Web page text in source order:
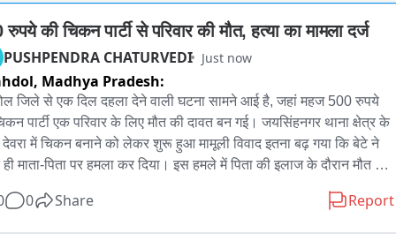
की चिकन पार्टी से परिवार की मौत, हत्या का मामला दर्ज
PUSHPENDRA CHATURVEDI Just now
Madhya Pradesh:
जिले से एक दिल दहला देने वाली घटना सामने आई है, जहां महज 500 रुपये
पार्टी एक परिवार के लिए मौत की दावत बन गई। जयसिंहनगर थाना क्षेत्र के
देवरा में चिकन बनाने को लेकर शुरू हुआ मामूली विवाद इतना बढ़ गया कि बेटे ने
माता-पिता पर हमला कर दिया। इस हमले में पिता की इलाज के दौरान मौत हो
का मामला दर्ज कर लिया है।
0 Share Report